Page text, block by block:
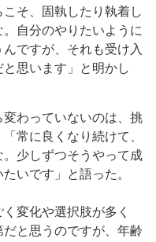
こそ、固執したり執着し
自分のやりたいように
ですが、それも受け入
思います」と明かし
わっていないのは、挑
常に良くなり続けて、
少しずつそうやって成
いです」と語った。
変化や選択肢が多く
と思うのですが、年齢